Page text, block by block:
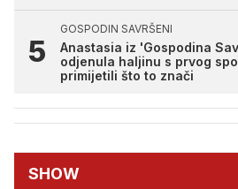
GOSPODIN SAVRŠENI
Anastasia iz 'Gospodina
odjenula haljinu s prvog
primijetili što to znači
SHOW